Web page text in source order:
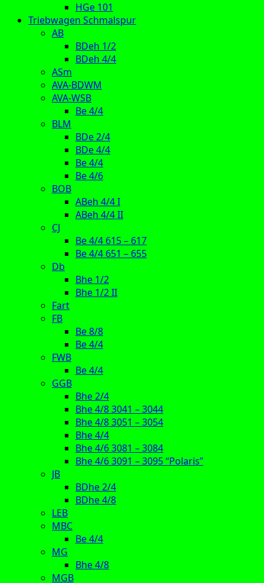
HGe 101
Triebwagen Schmalspur
AB
BDeh 1/2
BDeh 4/4
ASm
AVA-BDWM
AVA-WSB
Be 4/4
BLM
BDe 2/4
BDe 4/4
Be 4/4
Be 4/6
BOB
ABeh 4/4 I
ABeh 4/4 II
CJ
Be 4/4 615 – 617
Be 4/4 651 – 655
Db
Bhe 1/2
Bhe 1/2 II
Fart
FB
Be 8/8
Be 4/4
FWB
Be 4/4
GGB
Bhe 2/4
Bhe 4/8 3041 – 3044
Bhe 4/8 3051 – 3054
Bhe 4/4
Bhe 4/6 3081 – 3084
Bhe 4/6 3091 – 3095 “Polaris”
JB
BDhe 2/4
BDhe 4/8
LEB
MBC
Be 4/4
MG
Bhe 4/8
MGB